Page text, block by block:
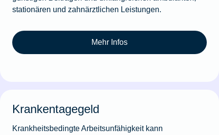
stationären und zahnärztlichen Leistungen.
Mehr Infos
Krankentagegeld
Krankheitsbedingte Arbeitsunfähigkeit kann